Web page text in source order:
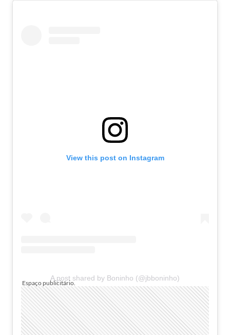
View this post on Instagram
A post shared by Boninho (@jbboninho)